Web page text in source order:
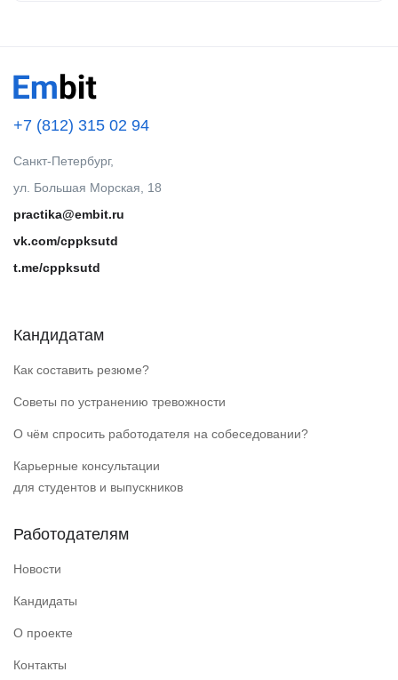
+7 (812) 315 02 94
Санкт-Петербург,
ул. Большая Морская, 18
practika@embit.ru
vk.com/cppksutd
t.me/cppksutd
Кандидатам
Как составить резюме?
Советы по устранению тревожности
О чём спросить работодателя на собеседовании?
Карьерные консультации
для студентов и выпускников
Работодателям
Новости
Кандидаты
О проекте
Контакты